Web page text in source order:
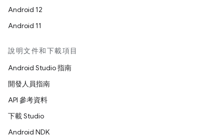
Android 12
Android 11
說明文件和下載項目
Android Studio 指南
開發人員指南
API 參考資料
下載 Studio
Android NDK